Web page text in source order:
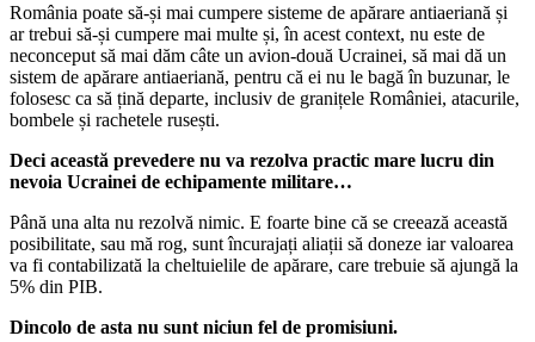
România poate să-și mai cumpere sisteme de apărare antiaeriană și
ar trebui să-și cumpere mai multe și, în acest context, nu este de
neconceput să mai dăm câte un avion-două Ucrainei, să mai dă un
sistem de apărare antiaeriană, pentru că ei nu le bagă în buzunar, le
folosesc ca să țină departe, inclusiv de granițele României, atacurile,
bombele și rachetele rusești.
Deci această prevedere nu va rezolva practic mare lucru din
nevoia Ucrainei de echipamente militare…
Până una alta nu rezolvă nimic. E foarte bine că se creează această
posibilitate, sau mă rog, sunt încurajați aliații să doneze iar valoarea
va fi contabilizată la cheltuielile de apărare, care trebuie să ajungă la
5% din PIB.
Dincolo de asta nu sunt niciun fel de promisiuni.